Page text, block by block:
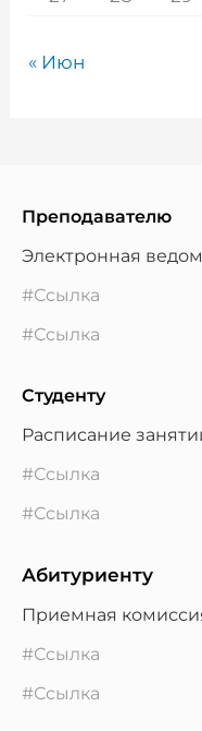
« Июн
Преподавателю
Электронная
#Ссылка
#Ссылка
Студенту
Расписание
#Ссылка
#Ссылка
Абитуриенту
Приемная
#Ссылка
#Ссылка